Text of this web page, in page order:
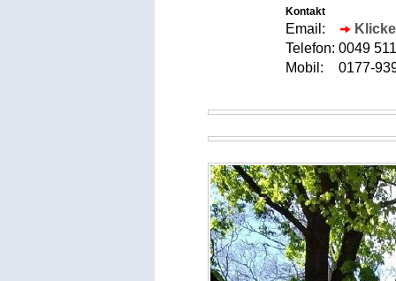
Kontakt
Email:
Telefon: 0049
Mobil:
0177-